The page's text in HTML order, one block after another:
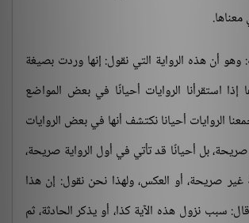
وهو أن هذه الرواية التي نقول: إنها وردت بصيغة
استقرأنا الروايات أحيانًا في بعض المواضع
الروايات أحيانا نكتشف أنها في بعض الروايات
بل أحيانًا قد تأتي في أول الرواية صريحة،
صريحة، أو العكس، ولهذا نحن نقول: إن هذا
سبب نزول هذه الآية كذا، أو يذكر الحادثة، ثم